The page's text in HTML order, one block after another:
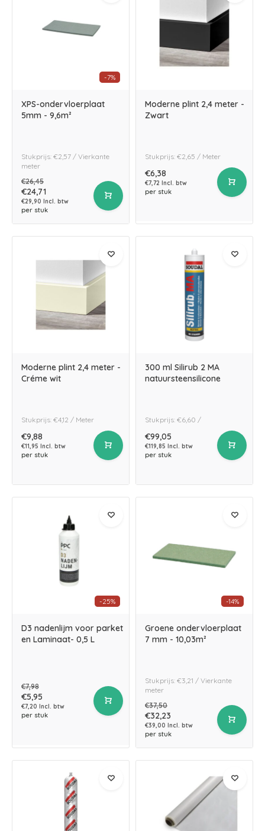
-7%
XPS-ondervloerplaat
5mm - 9,6m²
Stukprijs: €2,57 / Vierkante
meter
€26,45
€24,71
€29,90 Incl. btw
per stuk
Moderne plint 2,4 meter -
Zwart
Stukprijs: €2,65 / Meter
€6,38
€7,72 Incl. btw
per stuk
Moderne plint 2,4 meter -
Créme wit
Stukprijs: €4,12 / Meter
€9,88
€11,95 Incl. btw
per stuk
300 ml Silirub 2 MA
natuursteensilicone
Stukprijs: €6,60 /
€99,05
€119,85 Incl. btw
per stuk
-25%
D3 nadenlijm voor parket
en Laminaat- 0,5 L
€7,98
€5,95
€7,20 Incl. btw
per stuk
-14%
Groene ondervloerplaat
7 mm - 10,03m²
Stukprijs: €3,21 / Vierkante
meter
€37,50
€32,23
€39,00 Incl. btw
per stuk